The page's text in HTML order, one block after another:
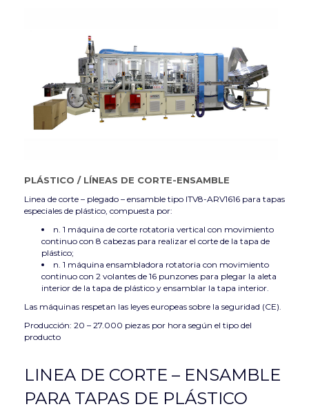
PLÁSTICO / LÍNEAS DE CORTE-ENSAMBLE
Linea de corte – plegado – ensamble tipo ITV8-ARV1616 para tapas
especiales de plástico, compuesta por:
n. 1 máquina de corte rotatoria vertical con movimiento
continuo con 8 cabezas para realizar el corte de la tapa de
plástico;
n. 1 máquina ensambladora rotatoria con movimiento
continuo con 2 volantes de 16 punzones para plegar la aleta
interior de la tapa de plástico y ensamblar la tapa interior.
Las máquinas respetan las leyes europeas sobre la seguridad (CE).
Producción: 20 – 27.000 piezas por hora según el tipo del
producto
LINEA DE CORTE – ENSAMBLE
PARA TAPAS DE PLÁSTICO